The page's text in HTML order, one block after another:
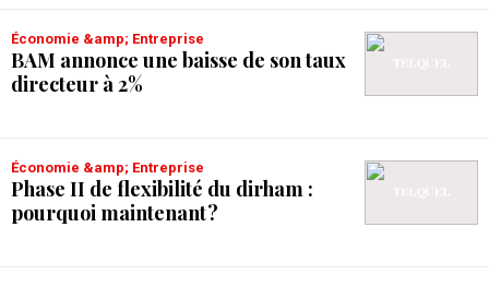
Économie &amp; Entreprise
BAM annonce une baisse de son taux
directeur à 2%
Économie &amp; Entreprise
Phase II de flexibilité du dirham :
pourquoi maintenant ?